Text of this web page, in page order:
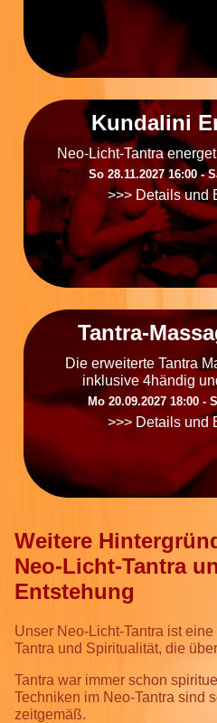
Kundalini
Neo-Licht-Tantra
So 28.11.2027 16:00 ‐
>>> Details und
Tantra-
Die erweiterte Tantra
inklusive 4händig
Mo 20.09.2027 18:00 ‐
>>> Details und
Weitere
Neo-Licht-Tantra
Entstehung
Unser Neo-Licht-Tantra ist
Tantra und Spiritualität, die
Tantra war immer schon
Techniken im Neo-Tantra sind
zeitgemäß.